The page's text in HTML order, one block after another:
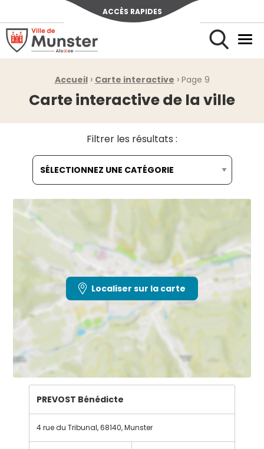
ACCÈS RAPIDES
Ville de Munster (Alsace) Située au cœur de l’Alsace et de
Rechercher
Fil d'Ariane :Accueil › Carte interactive › Page 9
Carte interactive de la ville
Filtrer les résultats :
Localiser sur la carte
PREVOST Bénédicte
4 rue du Tribunal,68140,Munster